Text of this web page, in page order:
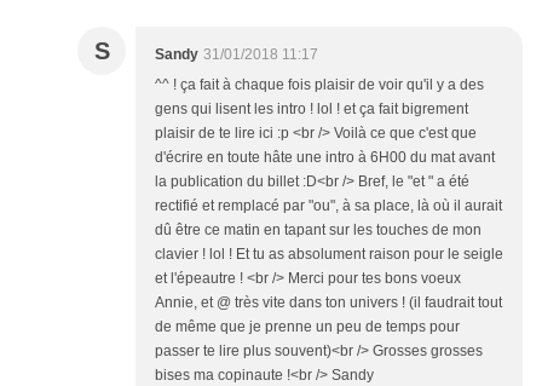
S Sandy 31/01/2018 11:17
^^ ! ça fait à chaque fois plaisir de voir qu'il y a des
gens qui lisent les intro ! lol ! et ça fait bigrement
plaisir de te lire ici :p <br /> Voilà ce que c'est que
d'écrire en toute hâte une intro à 6H00 du mat avant
la publication du billet :D<br /> Bref, le "et " a été
rectifié et remplacé par "ou", à sa place, là où il aurait
dû être ce matin en tapant sur les touches de mon
clavier ! lol ! Et tu as absolument raison pour le seigle
et l'épeautre ! <br /> Merci pour tes bons voeux
Annie, et @ très vite dans ton univers ! (il faudrait tout
de même que je prenne un peu de temps pour
passer te lire plus souvent)<br /> Grosses grosses
bises ma copinaute !<br /> Sandy